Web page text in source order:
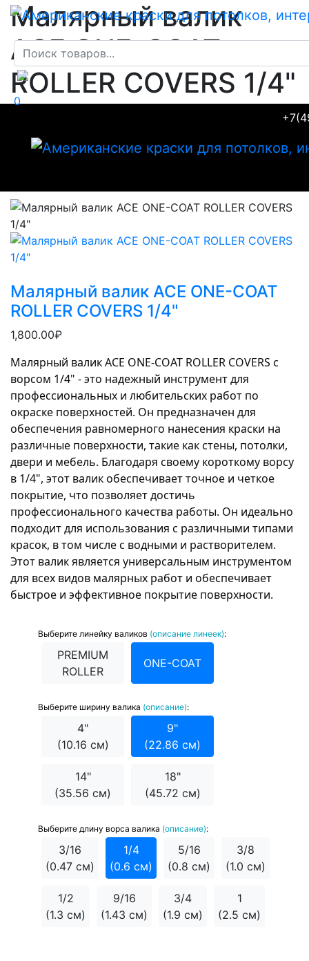
0
Малярный валик
ACE ONE-COAT
ROLLER COVERS 1/4"
Ручной малярный инструмент
Малярный валик ACE ONE-COAT ROLLER
Малярный валик ACE ONE-COAT
ROLLER COVERS 1/4"
1,800.00₽
Малярный валик ACE ONE-COAT ROLLER COVERS с
ворсом 1/4" - это надежный инструмент для
профессиональных и любительских работ по
окраске поверхностей. Он предназначен для
обеспечения равномерного нанесения краски на
различные поверхности, такие как стены, потолки,
двери и мебель. Благодаря своему короткому ворсу
в 1/4", этот валик обеспечивает точное и четкое
покрытие, что позволяет достичь
профессионального качества работы. Он идеально
подходит для использования с различными типами
красок, в том числе с водными и растворителем.
Этот валик является универсальным инструментом
для всех видов малярных работ и обеспечивает
быстрое и эффективное покрытие поверхности.
Выберите линейку валиков (описание линеек):
PREMIUM
ROLLER
ONE-COAT
Выберите ширину валика (описание):
4"
(10.16 см)
9"
(22.86 см)
14"
(35.56 см)
18"
(45.72 см)
Выберите длину ворса валика (описание):
3/16
(0.47 см)
1/4
(0.6 см)
5/16
(0.8 см)
3/8
(1.0 см)
1/2
(1.3 см)
9/16
(1.43 см)
3/4
(1.9 см)
1
(2.5 см)